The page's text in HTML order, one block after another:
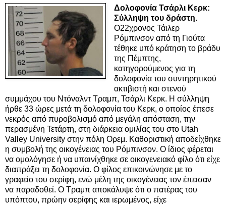
Δολοφονία Τσάρλι Κερκ:
Σύλληψη του δράστη.
Ο22χρονος Τάιλερ
Ρόμπινσον από τη Γιούτα
τέθηκε υπό κράτηση το βράδυ
της Πέμπτης,
κατηγορούμενος για τη
δολοφονία του συντηρητικού
ακτιβιστή και στενού
συμμάχου του Ντόναλντ Τραμπ, Τσάρλι Κερκ. Η σύλληψη
ήρθε 33 ώρες μετά τη δολοφονία του Κερκ, ο οποίος έπεσε
νεκρός από πυροβολισμό από μεγάλη απόσταση, την
περασμένη Τετάρτη, στη διάρκεια ομιλίας του στο Utah
Valley University στην πόλη Ορεμ. Καθοριστική αποδείχθηκε
η συμβολή της οικογένειας του Ρόμπινσον. Ο ίδιος φέρεται
να ομολόγησε ή να υπαινίχθηκε σε οικογενειακό φίλο ότι είχε
διαπράξει τη δολοφονία. Ο φίλος επικοινώνησε με το
γραφείο του σερίφη, ενώ μέλη της οικογένειας τον έπεισαν
να παραδοθεί. Ο Τραμπ αποκάλυψε ότι ο πατέρας του
υπόπτου, πρώην σερίφης και ιερωμένος, είχε